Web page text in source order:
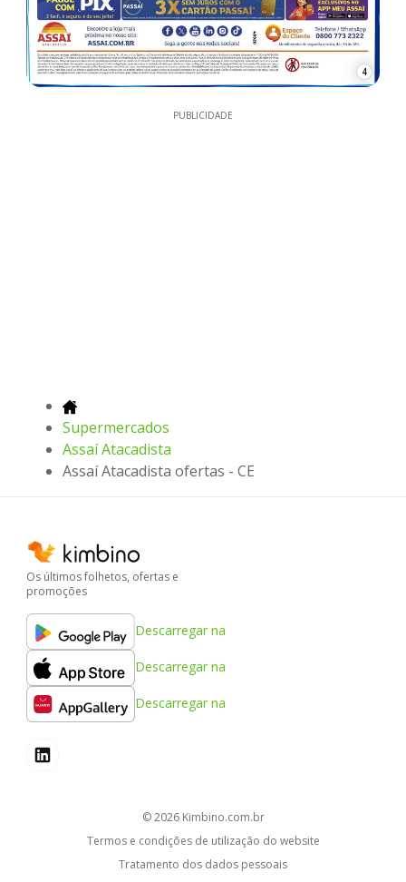
4
PUBLICIDADE
Supermercados
Assaí Atacadista
Assaí Atacadista ofertas - CE
Os últimos folhetos, ofertas e
promoções
Descarregar na
Descarregar na
Descarregar na
© 2026 kimbino.com.br
Termos e condições de utilização do website
Tratamento dos dados pessoais